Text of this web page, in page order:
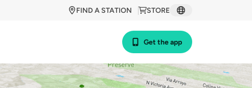
STORE
FIND A STATION
Get the app